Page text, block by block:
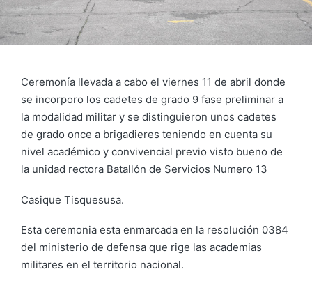
Ceremonía llevada a cabo el viernes 11 de abril donde
se incorporo los cadetes de grado 9 fase preliminar a
la modalidad militar y se distinguieron unos cadetes
de grado once a brigadieres teniendo en cuenta su
nivel académico y convivencial previo visto bueno de
la unidad rectora Batallón de Servicios Numero 13
Casique Tisquesusa.
Esta ceremonia esta enmarcada en la resolución 0384
del ministerio de defensa que rige las academias
militares en el territorio nacional.